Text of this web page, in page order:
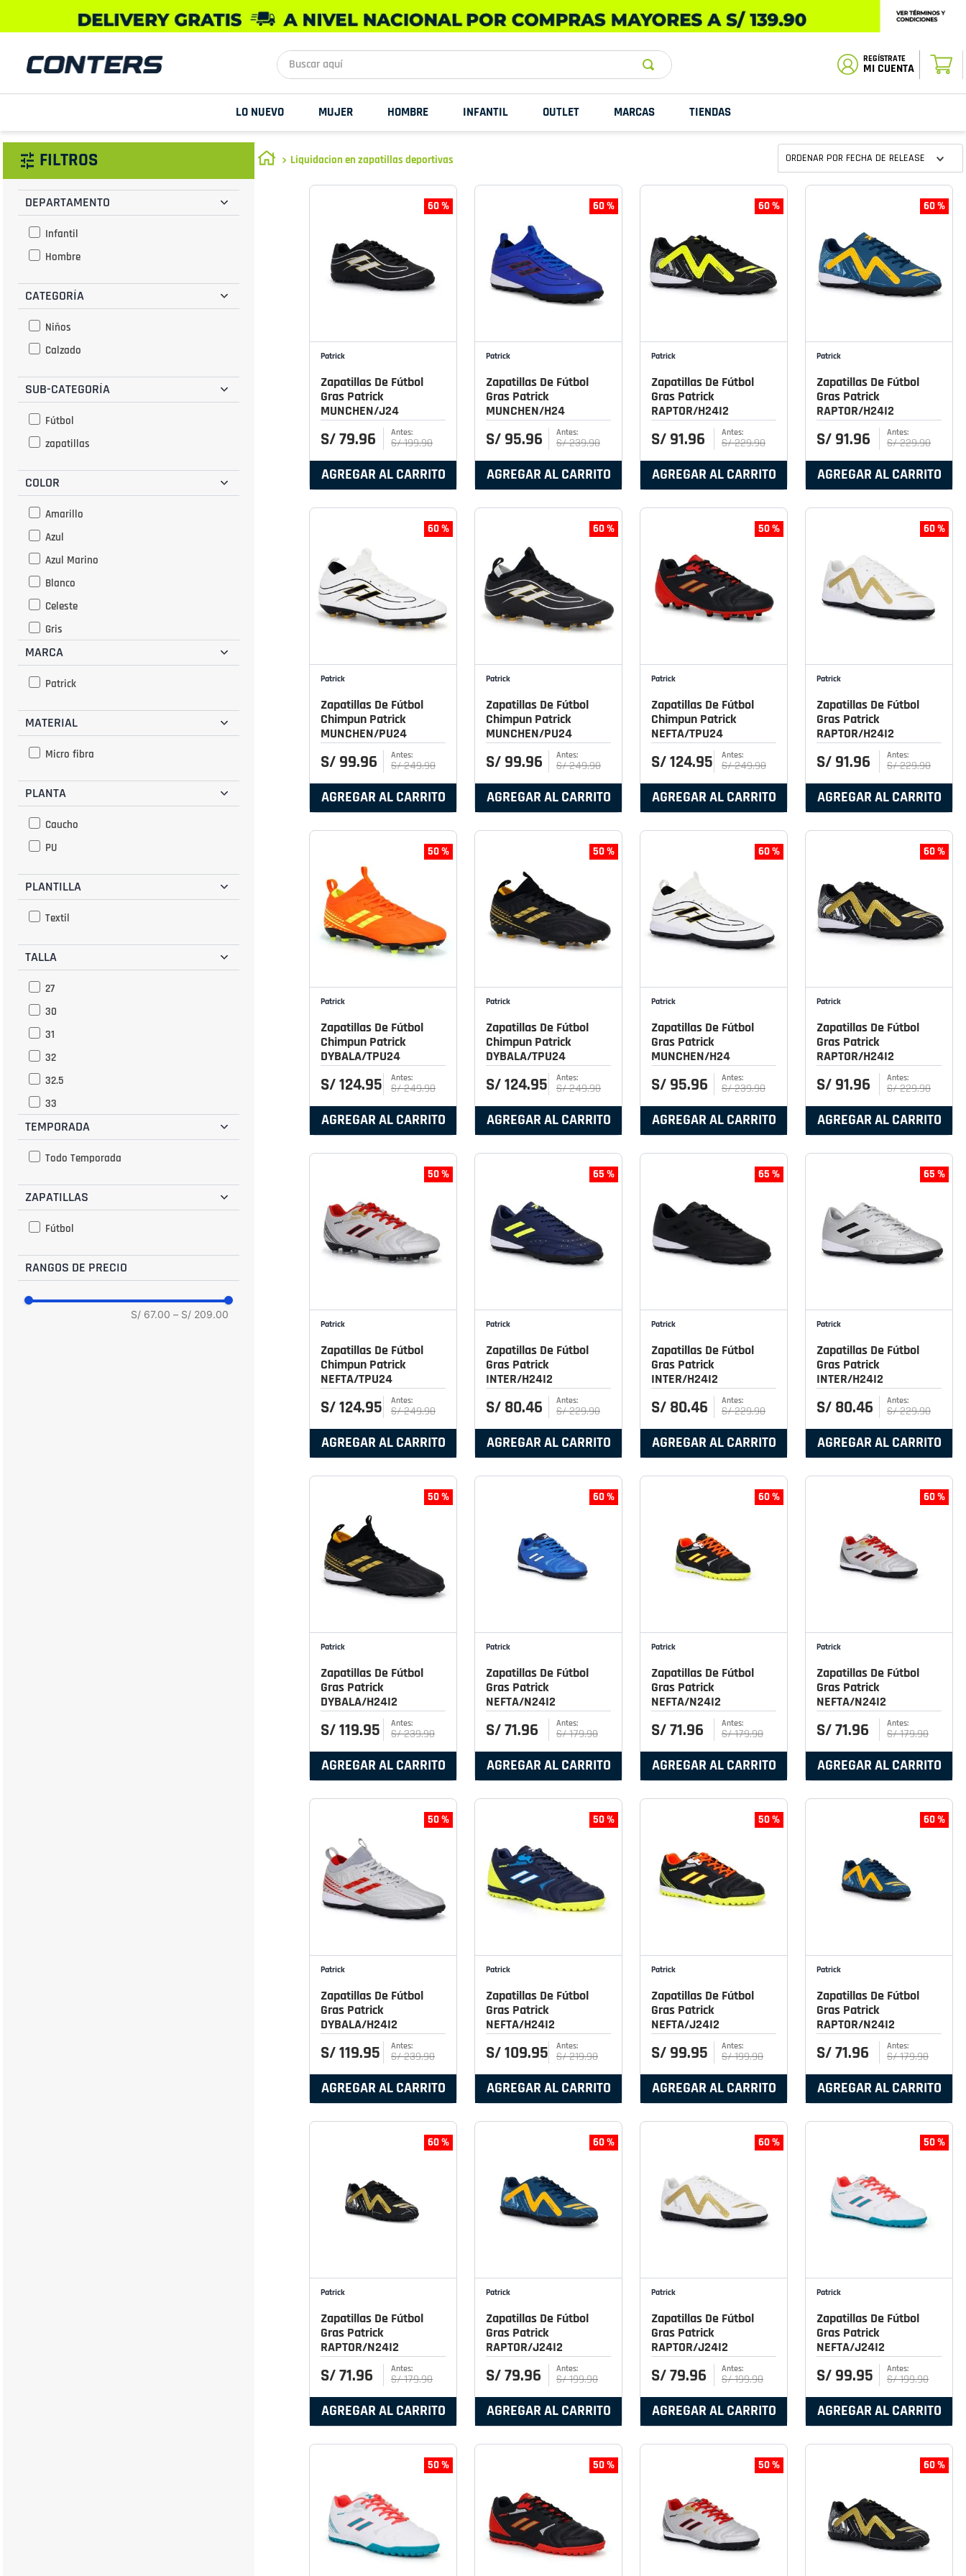
Buscar aquí
MI CUENTA
LO NUEVO MUJER HOMBRE INFANTIL OUTLET MARCAS TIENDAS
FILTROS
DEPARTAMENTO
Infantil
Hombre
CATEGORÍA
Niños
Calzado
SUB-CATEGORÍA
Fútbol
zapatillas
COLOR
Amarillo
Azul
Azul Marino
Blanco
Celeste
Gris
Marino
Plata
Verde
MARCA
Patrick
MATERIAL
Micro fibra
PLANTA
Caucho
PU
PLANTILLA
Textil
TALLA
27
30
31
32
32.5
33
34
35.5
37
TEMPORADA
Todo Temporada
ZAPATILLAS
Fútbol
RANGOS DE PRECIO
S/ 67.00 – S/ 209.00
Liquidacion en zapatillas deportivas ORDENAR POR FECHA DE RELEASE
60 %
Patrick
Zapatillas De Fútbol
Gras Patrick
MUNCHEN/J24
S/79.96 S/199.90
AGREGAR AL CARRITO
60 %
Patrick
Zapatillas De Fútbol
Gras Patrick
MUNCHEN/H24
S/ 95.96 S/239.90
AGREGAR AL CARRITO
60 %
Patrick
Zapatillas De Fútbol
Gras Patrick
RAPTOR/H24I2
S/ 91.96 S/229.90
AGREGAR AL CARRITO
60 %
Patrick
Zapatillas De Fútbol
Gras Patrick
RAPTOR/H24I2
S/ 91.96 S/229.90
AGREGAR AL CARRITO
60 %
Patrick
Zapatillas De Fútbol
Chimpun Patrick
MUNCHEN/PU24
S/ 99.96 S/249.90
AGREGAR AL CARRITO
60 %
Patrick
Zapatillas De Fútbol
Chimpun Patrick
MUNCHEN/PU24
S/ 99.96 S/249.90
AGREGAR AL CARRITO
50 %
Patrick
Zapatillas De Fútbol
Chimpun Patrick
NEFTA/TPU24
S/124.95 S/249.90
AGREGAR AL CARRITO
60 %
Patrick
Zapatillas De Fútbol
Gras Patrick
RAPTOR/H24I2
S/ 91.96 S/229.90
AGREGAR AL CARRITO
50 %
Patrick
Zapatillas De Fútbol
Chimpun Patrick
DYBALA/TPU24
S/124.95 S/249.90
AGREGAR AL CARRITO
50 %
Patrick
Zapatillas De Fútbol
Chimpun Patrick
DYBALA/TPU24
S/124.95 S/249.90
AGREGAR AL CARRITO
60 %
Patrick
Zapatillas De Fútbol
Gras Patrick
MUNCHEN/H24
S/ 95.96 S/239.90
AGREGAR AL CARRITO
60 %
Patrick
Zapatillas De Fútbol
Gras Patrick
RAPTOR/H24I2
S/ 91.96 S/229.90
AGREGAR AL CARRITO
50 %
Patrick
Zapatillas De Fútbol
Chimpun Patrick
NEFTA/TPU24
S/124.95 S/249.90
AGREGAR AL CARRITO
65 %
Patrick
Zapatillas De Fútbol
Gras Patrick
INTER/H24I2
S/ 80.46 S/229.90
AGREGAR AL CARRITO
65 %
Patrick
Zapatillas De Fútbol
Gras Patrick
INTER/H24I2
S/ 80.46 S/229.90
AGREGAR AL CARRITO
65 %
Patrick
Zapatillas De Fútbol
Gras Patrick
INTER/H24I2
S/ 80.46 S/229.90
AGREGAR AL CARRITO
50 %
Patrick
Zapatillas De Fútbol
Gras Patrick
DYBALA/H24I2
S/119.95 S/239.90
AGREGAR AL CARRITO
60 %
Patrick
Zapatillas De Fútbol
Gras Patrick
NEFTA/N24I2
S/71.96 S/179.90
AGREGAR AL CARRITO
60 %
Patrick
Zapatillas De Fútbol
Gras Patrick
NEFTA/N24I2
S/71.96 S/179.90
AGREGAR AL CARRITO
60 %
Patrick
Zapatillas De Fútbol
Gras Patrick
NEFTA/N24I2
S/71.96 S/179.90
AGREGAR AL CARRITO
50 %
Patrick
Zapatillas De Fútbol
Gras Patrick
DYBALA/H24I2
S/119.95 S/239.90
AGREGAR AL CARRITO
50 %
Patrick
Zapatillas De Fútbol
Gras Patrick
NEFTA/H24I2
S/109.95 S/219.90
AGREGAR AL CARRITO
50 %
Patrick
Zapatillas De Fútbol
Gras Patrick
NEFTA/J24I2
S/ 99.95 S/199.90
AGREGAR AL CARRITO
60 %
Patrick
Zapatillas De Fútbol
Gras Patrick
RAPTOR/N24I2
S/71.96 S/179.90
AGREGAR AL CARRITO
60 %
Patrick
Zapatillas De Fútbol
Gras Patrick
RAPTOR/N24I2
S/71.96 S/179.90
AGREGAR AL CARRITO
60 %
Patrick
Zapatillas De Fútbol
Gras Patrick
RAPTOR/J24I2
S/79.96 S/199.90
AGREGAR AL CARRITO
60 %
Patrick
Zapatillas De Fútbol
Gras Patrick
RAPTOR/J24I2
S/79.96 S/199.90
AGREGAR AL CARRITO
50 %
Patrick
Zapatillas De Fútbol
Gras Patrick
NEFTA/J24I2
S/ 99.95 S/199.90
AGREGAR AL CARRITO
50 % 50 % 50 % 60 %